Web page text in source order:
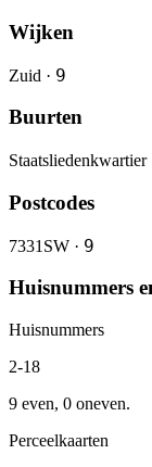
Wijken
Zuid · 9
Buurten
Staatsliedenkwartier
Postcodes
7331SW · 9
Huisnummers
Huisnummers
2-18
9 even, 0 oneven.
Perceelkaarten